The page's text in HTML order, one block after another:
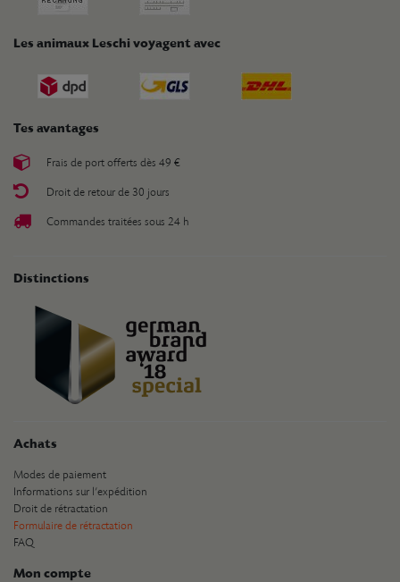
Les animaux Leschi voyagent avec
Tes avantages
Frais de port offerts dès 49 €
Droit de retour de 30 jours
Commandes traitées sous 24 h
Distinctions
Achats
Modes de paiement
Informations sur l’expédition
Droit de rétractation
Formulaire de rétractation
FAQ
Mon compte